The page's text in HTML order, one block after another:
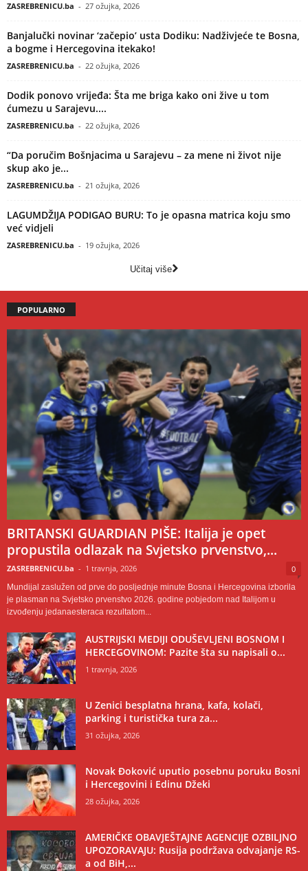
ZASREBRENICU.ba - 27 ožujka, 2026
Banjalučki novinar ‘začepio’ usta Dodiku: Nadživjeće te Bosna,
a bogme i Hercegovina itekako!
ZASREBRENICU.ba - 22 ožujka, 2026
Dodik ponovo vrijeđa: Šta me briga kako oni žive u tom
ćumezu u Sarajevu....
ZASREBRENICU.ba - 22 ožujka, 2026
“Da poručim Bošnjacima u Sarajevu – za mene ni život nije
skup ako je...
ZASREBRENICU.ba - 21 ožujka, 2026
LAGUMDŽIJA PODIGAO BURU: To je opasna matrica koju smo
već vidjeli
ZASREBRENICU.ba - 19 ožujka, 2026
Učitaj više
POPULARNO
BRITANSKI GUARDIAN PIŠE: Italija je opet
propustila odlazak na Svjetsko prvenstvo,...
ZASREBRENICU.ba - 1 travnja, 2026 0
Mundijal zaslužen od prve do posljednje minute Bosna i Hercegovina izborila
je plasman na Svjetsko prvenstvo 2026. godine pobjedom nad Italijom u
izvođenju jedanaesteraca rezultatom...
AUSTRIJSKI MEDIJI ODUŠEVLJENI BOSNOM I
HERCEGOVINOM: Pazite šta su napisali o...
1 travnja, 2026
U Zenici besplatna hrana, kafa, kolači,
parking i turistička tura za...
31 ožujka, 2026
Novak Đoković uputio posebnu poruku Bosni
i Hercegovini i Edinu Džeki
28 ožujka, 2026
AMERIČKE OBAVJEŠTAJNE AGENCIJE OZBILJNO
UPOZORAVAJU: Rusija podržava odvajanje RS-
a od BiH,...